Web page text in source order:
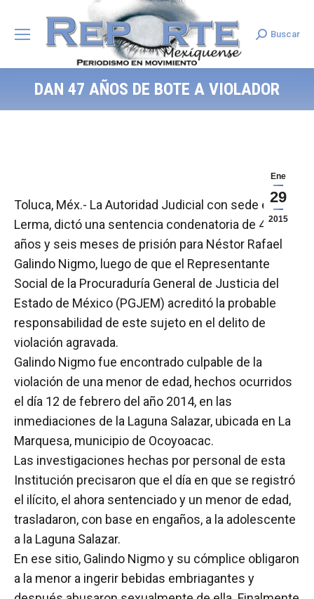
Search:
Buscar
DAN 47 AÑOS DE BOTE A VIOLADOR
Ene
29
2015
Toluca, Méx.- La Autoridad Judicial con sede en
Lerma, dictó una sentencia condenatoria de 47
años y seis meses de prisión para Néstor Rafael
Galindo Nigmo, luego de que el Representante
Social de la Procuraduría General de Justicia del
Estado de México (PGJEM) acreditó la probable
responsabilidad de este sujeto en el delito de
violación agravada.
Galindo Nigmo fue encontrado culpable de la
violación de una menor de edad, hechos ocurridos
el día 12 de febrero del año 2014, en las
inmediaciones de la Laguna Salazar, ubicada en La
Marquesa, municipio de Ocoyoacac.
Las investigaciones hechas por personal de esta
Institución precisaron que el día en que se registró
el ilícito, el ahora sentenciado y un menor de edad,
trasladaron, con base en engaños, a la adolescente
a la Laguna Salazar.
En ese sitio, Galindo Nigmo y su cómplice obligaron
a la menor a ingerir bebidas embriagantes y